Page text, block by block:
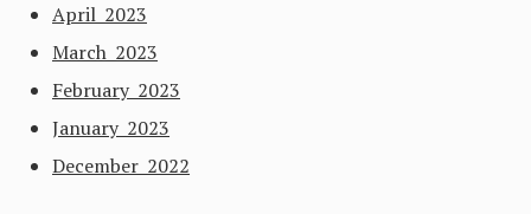
April 2023
March 2023
February 2023
January 2023
December 2022